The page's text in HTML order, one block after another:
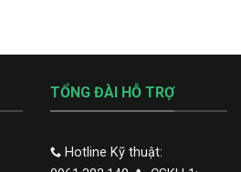
TỔNG ĐÀI HỖ TRỢ
Hotline Kỹ thuật: